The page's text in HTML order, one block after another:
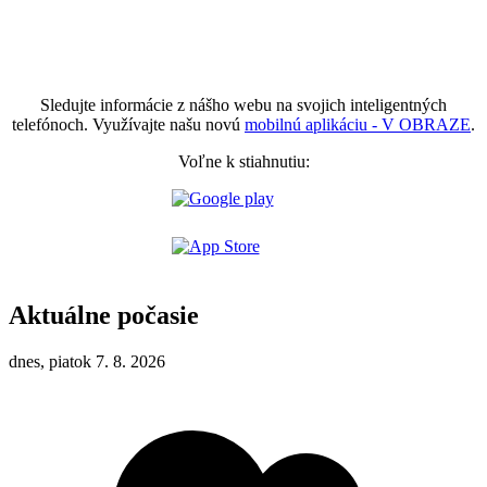
Sledujte informácie z nášho webu na svojich inteligentných
telefónoch. Využívajte našu novú mobilnú aplikáciu - V OBRAZE.
Voľne k stiahnutiu:
Aktuálne počasie
dnes, piatok 7. 8. 2026